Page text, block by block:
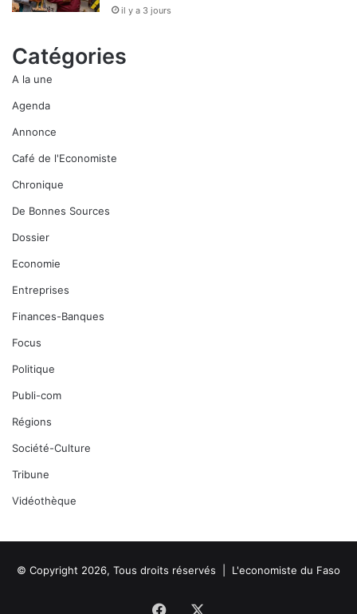
il y a 3 jours
Catégories
A la une
Agenda
Annonce
Café de l'Economiste
Chronique
De Bonnes Sources
Dossier
Economie
Entreprises
Finances-Banques
Focus
Politique
Publi-com
Régions
Société-Culture
Tribune
Vidéothèque
© Copyright 2026, Tous droits réservés | L'economiste du Faso
Facebook